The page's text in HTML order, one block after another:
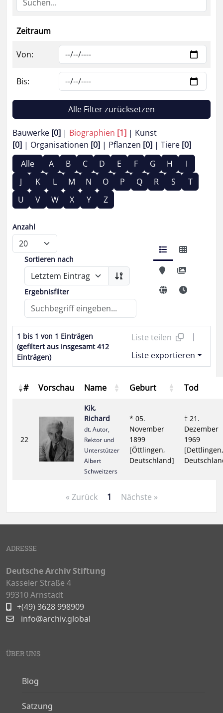
Zeitraum
Von:
Bis:
Alle Filter zurücksetzen
Bauwerke [0] Biographien [1]
Kunst
[0]
Organisationen [0] Pflanzen [0] Tiere [0]
Alle
A B C D E F G H
I
J
K L M N O P Q R S
T
U
V W X Y Z
Anzahl
Sortieren nach
Ergebnisfilter
1 bis 1 von 1 Einträgen
(gefiltert aus insgesamt 412
Einträgen)
Liste teilen
|
Liste exportieren
# Vorschau Name Geburt Tod
22
Kik,
Richard
dt. Autor,
Rektor und
Unterstützer
Albert
Schweitzers
* 05.
November
1899
[Öttlingen,
Deutschland]
† 21.
Dezember
1969
[Dettlingen,
« Zurück 1 Nächste »
ADRESSE
Deutsche Archiv Stiftung
Kasseler Straße 4
99310 Arnstadt
+(49) 3628 998909
info@archiv.global
ÜBER UNS
Blog
Satzung